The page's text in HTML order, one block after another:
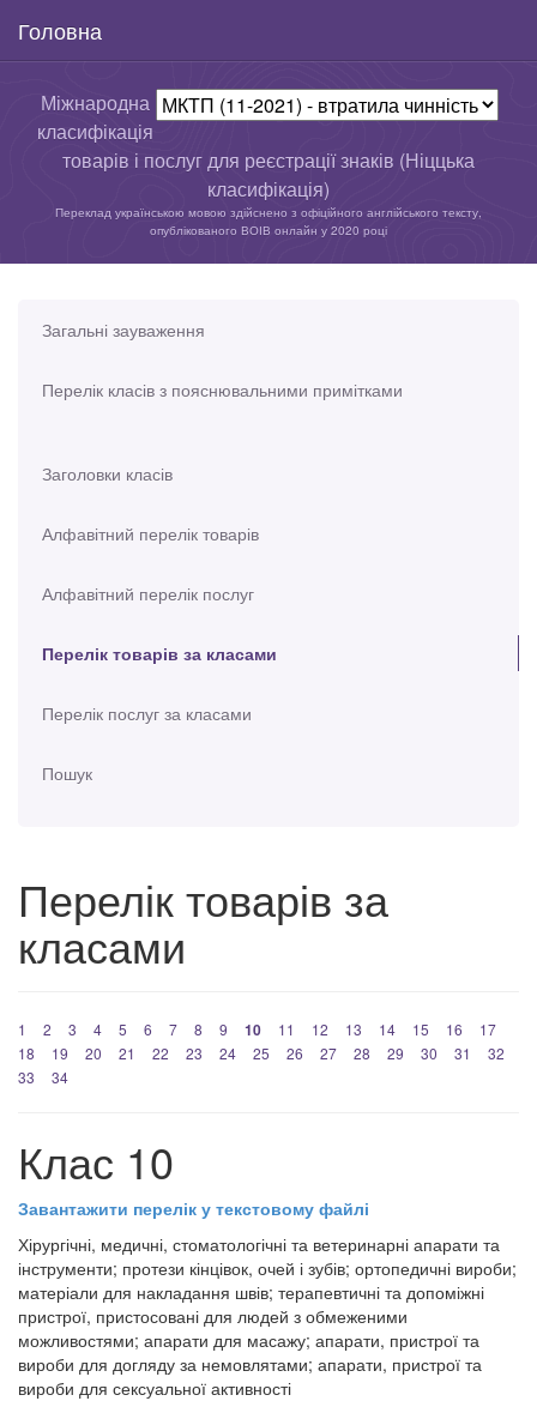
Головна
Міжнародна
класифікація
товарів і послуг для реєстрації знаків (Ніццька
класифікація)
Переклад українською мовою здійснено з офіційного англійського тексту,
опублікованого ВОІВ онлайн у 2020 році
Загальні зауваження
Перелік класів з пояснювальними примітками
Заголовки класів
Алфавітний перелік товарів
Алфавітний перелік послуг
Перелік товарів за класами
Перелік послуг за класами
Пошук
Перелік товарів за
класами
1 2 3 4 5 6 7 8 9 10 11 12 13 14 15 16
17
18
19 20 21 22 23 24 25 26 27 28 29 30 31
32
33
34
Клас 10
Завантажити перелік у текстовому файлі
Хірургічні, медичні, стоматологічні та ветеринарні апарати та
інструменти; протези кінцівок, очей і зубів; ортопедичні вироби;
матеріали для накладання швів; терапевтичні та допоміжні
пристрої, пристосовані для людей з обмеженими
можливостями; апарати для масажу; апарати, пристрої та
вироби для догляду за немовлятами; апарати, пристрої та
вироби для сексуальної активності